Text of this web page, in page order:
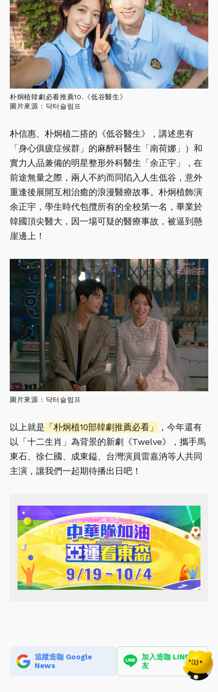
朴炯植韓劇必看推薦10.《低谷醫生》
圖片來源：닥터슬럼프
朴信惠、朴炯植二搭的《低谷醫生》，講述患有
「身心俱疲症候群」的麻醉科醫生「南荷娜」）和
實力人品兼備的明星整形外科醫生「余正宇」，在
前途無量之際，兩人不約而同陷入人生低谷，意外
重逢後展開互相治癒的浪漫醫療故事。朴炯植飾演
余正宇，學生時代包攬所有的全校第一名，畢業於
韓國頂尖醫大，因一場可疑的醫療事故，被逼到懸
崖邊上！
圖片來源：닥터슬럼프
以上就是 「朴炯植10部韓劇推薦必看」
，今年還有
以「十二生肖」為背景的新劇《Twelve》，攜手馬
東石、徐仁國、成東鎰、台灣演員雷嘉汭等人共同
主演，讓我們一起期待播出日吧！
追蹤造咖 Google
News
加入造咖 LINE 好
友